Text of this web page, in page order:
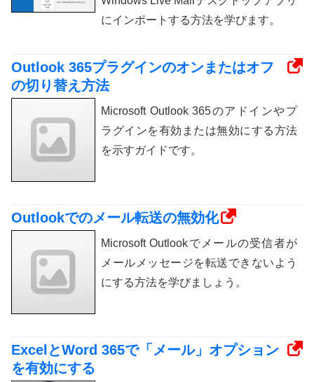
にインポートする方法を学びます。
Outlook 365プラグインのオンまたはオフ
の切り替え方法
Microsoft Outlook 365のアドインやプ
ラグインを有効または無効にする方法
を示すガイドです。
Outlookでのメール転送の無効化
Microsoft Outlookでメールの受信者が
メールメッセージを転送できないよう
にする方法を学びましょう。
ExcelとWord 365で「メール」オプション
を有効にする